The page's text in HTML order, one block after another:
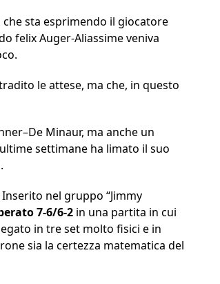
sta esprimendo il giocatore
felix Auger-Aliassime veniva
le attese, ma che, in questo
Minaur, ma anche un
settimane ha limato il suo
nel gruppo “Jimmy
7-6/6-2 in una partita in cui
in tre set molto fisici e in
sia la certezza matematica del